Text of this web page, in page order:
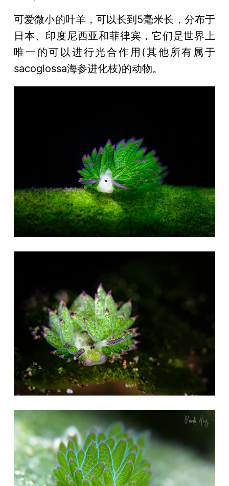
可爱微小的叶羊，可以长到5毫米长，分布于
日本、印度尼西亚和菲律宾，它们是世界上
唯一的可以进行光合作用(其他所有属于
sacoglossa海参进化枝)的动物。